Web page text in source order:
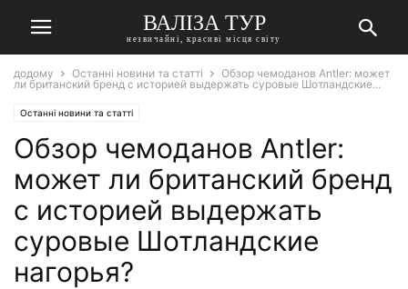
ВАЛІЗА ТУР
незвичайні, красиві місця світу
додому Останні новини та статті
Обзор чемоданов Antler: может
ли британский бренд с историей выдержать суровые Шотландские...
Останні новини та статті
Обзор чемоданов Antler:
может ли британский бренд
с историей выдержать
суровые Шотландские
нагорья?